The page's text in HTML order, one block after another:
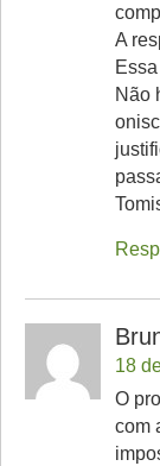
A
Não
18
O
com